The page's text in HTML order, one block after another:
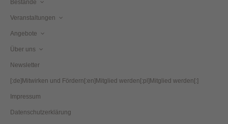
Bestände
Veranstaltungen
Angebote
Über uns
Newsletter
[:de]Mitwirken und Fördern[:en]Mitglied werden[:pl]Mitglied werden[:]
Impressum
Datenschutzerklärung